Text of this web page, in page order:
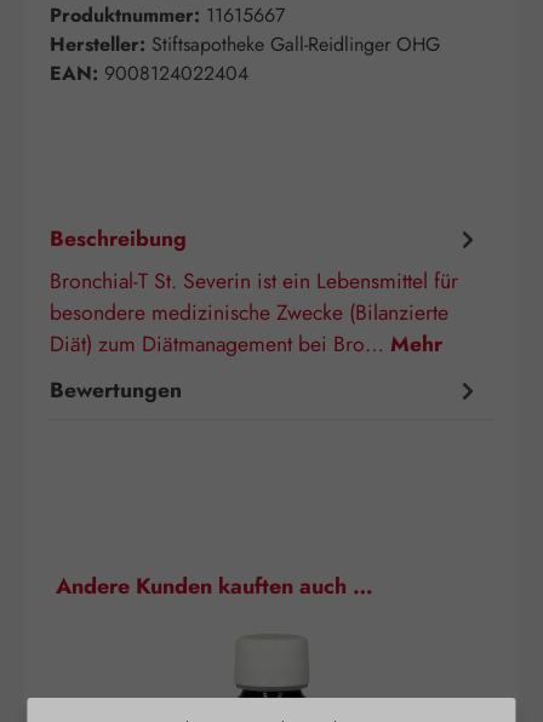
Produktnummer: 11615667
Hersteller: Stiftsapotheke Gall-Reidlinger OHG
EAN: 9008124022404
Beschreibung
Bronchial-T St. Severin ist ein Lebensmittel für
besondere medizinische Zwecke (Bilanzierte
Diät) zum Diätmanagement bei Bro… Mehr
Bewertungen
Produktgalerie überspringen
Andere Kunden kauften auch …